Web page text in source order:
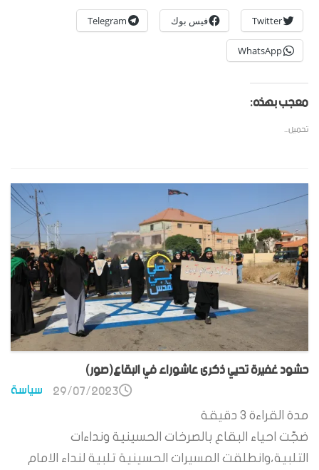
Twitter فيس بوك Telegram
WhatsApp
معجب بهذه:
تحميل...
حشود غفيرة تحيي ذكرى عاشوراء في البقاع(صور)
سياسة 29/07/2023
مدة القراءة 3 دقيقة
ضجّت احياء البقاع بالصرخات الحسينية ونداءات
التلبية،وانطلقت المسيرات الحسينية تلبية لنداء الامام